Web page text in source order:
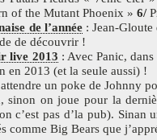
of the Mutant Phoenix » 6/
de l’année: Jean-Gloute
de découvrir !
live 2013 : Avec Panic,
en 2013 (et la seule aussi) !
un poke de Johnny
sinon on joue pour la
c’est pas d’la pub). Sinan
comme Big Bears que